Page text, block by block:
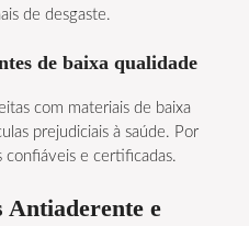
de desgaste.
de baixa qualidade
com materiais de baixa
prejudiciais à saúde. Por
confiáveis e certificadas.
Antiaderente e